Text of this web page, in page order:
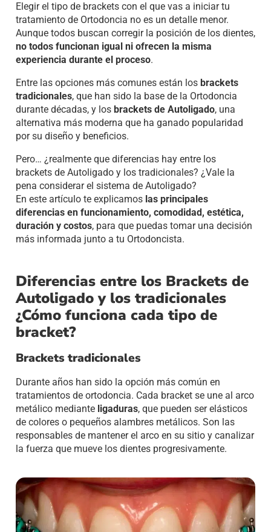
Elegir el tipo de brackets con el que vas a iniciar tu
tratamiento de Ortodoncia no es un detalle menor.
Aunque todos buscan corregir la posición de los dientes,
no todos funcionan igual ni ofrecen la misma
experiencia durante el proceso.
Entre las opciones más comunes están los brackets
tradicionales, que han sido la base de la Ortodoncia
durante décadas, y los brackets de Autoligado, una
alternativa más moderna que ha ganado popularidad
por su diseño y beneficios.
Pero… ¿realmente que diferencias hay entre los
brackets de Autoligado y los tradicionales? ¿Vale la
pena considerar el sistema de Autoligado?
En este artículo te explicamos las principales
diferencias en funcionamiento, comodidad, estética,
duración y costos, para que puedas tomar una decisión
más informada junto a tu Ortodoncista.
Diferencias entre los Brackets de
Autoligado y los tradicionales
¿Cómo funciona cada tipo de
bracket?
Brackets tradicionales
Durante años han sido la opción más común en
tratamientos de ortodoncia. Cada bracket se une al arco
metálico mediante ligaduras, que pueden ser elásticos
de colores o pequeños alambres metálicos. Son las
responsables de mantener el arco en su sitio y canalizar
la fuerza que mueve los dientes progresivamente.